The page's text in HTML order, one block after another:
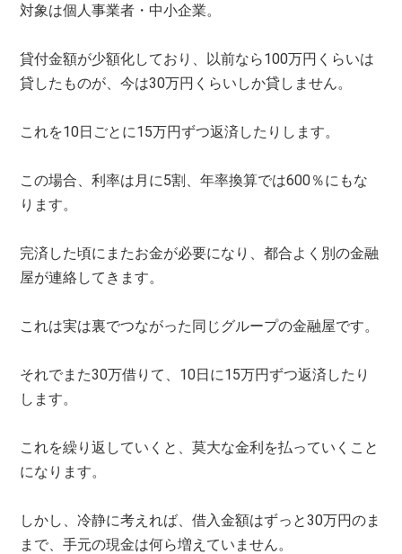
対象は個人事業者・中小企業。
貸付金額が少額化しており、以前なら100万円くらいは
貸したものが、今は30万円くらいしか貸しません。
これを10日ごとに15万円ずつ返済したりします。
この場合、利率は月に5割、年率換算では600％にもな
ります。
完済した頃にまたお金が必要になり、都合よく別の金融
屋が連絡してきます。
これは実は裏でつながった同じグループの金融屋です。
それでまた30万借りて、10日に15万円ずつ返済したり
します。
これを繰り返していくと、莫大な金利を払っていくこと
になります。
しかし、冷静に考えれば、借入金額はずっと30万円のま
まで、手元の現金は何ら増えていません。